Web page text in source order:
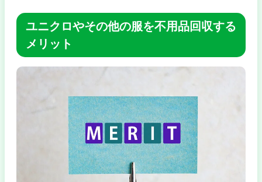
ユニクロやその他の服を不用品回収する
メリット